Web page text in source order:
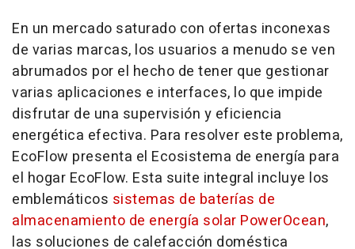
En un mercado saturado con ofertas inconexas
de varias marcas, los usuarios a menudo se ven
abrumados por el hecho de tener que gestionar
varias aplicaciones e interfaces, lo que impide
disfrutar de una supervisión y eficiencia
energética efectiva. Para resolver este problema,
EcoFlow presenta el Ecosistema de energía para
el hogar EcoFlow. Esta suite integral incluye los
emblemáticos sistemas de baterías de
almacenamiento de energía solar PowerOcean,
las soluciones de calefacción doméstica